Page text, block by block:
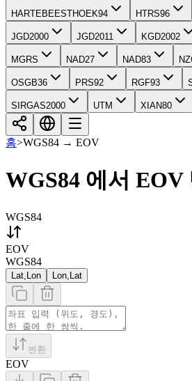
HARTEBEESTHOEK94 HTRS96
JGD2000 JGD2011 KGD2002
MGRS NAD27 NAD83
OSGB36 PRS92 RGF93
SIRGAS2000 UTM XIAN80
홈>WGS84 → EOV
WGS84 에서 EOV
WGS84
EOV
WGS84
Lat,Lon Lon,Lat
변환
EOV